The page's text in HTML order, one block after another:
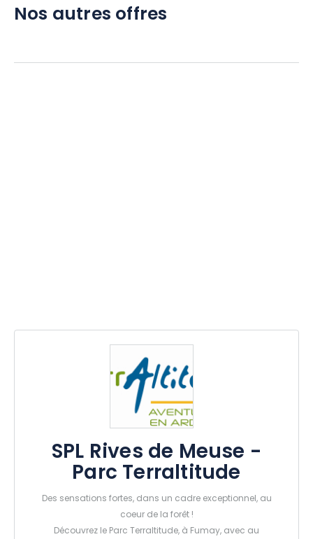
Nos autres offres
SPL Rives de Meuse -
Parc Terraltitude
Des sensations fortes, dans un cadre exceptionnel, au
coeur de la forêt !
Découvrez le Parc Terraltitude, à Fumay, avec au